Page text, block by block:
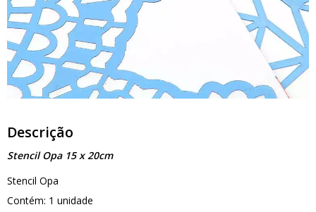
Descrição
Stencil Opa 15 x 20cm
Stencil Opa
Contém: 1 unidade